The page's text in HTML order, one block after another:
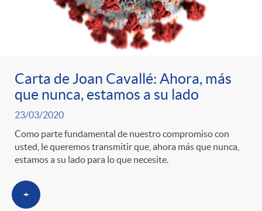
t
e
g
o
Carta de Joan Cavallé: Ahora, más
que nunca, estamos a su lado
23/03/2020
Como parte fundamental de nuestro compromiso con
usted, le queremos transmitir que, ahora más que nunca,
estamos a su lado para lo que necesite.
+